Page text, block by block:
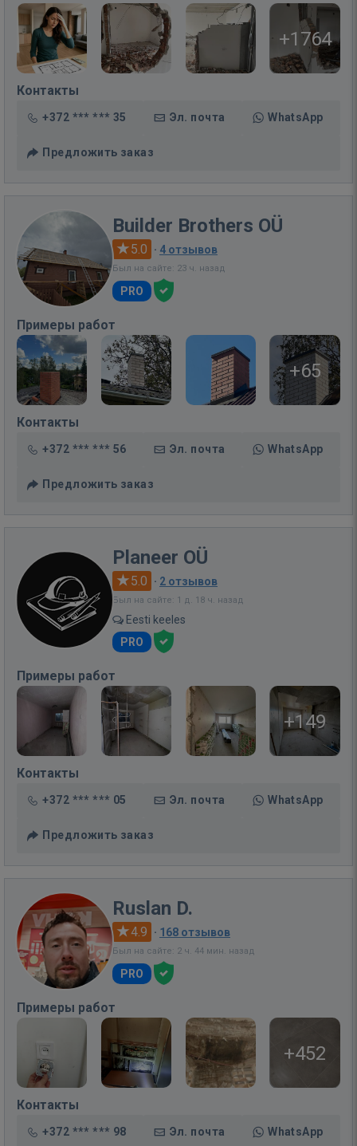
+1764
Контакты
+372 *** *** 35 Эл. почта WhatsApp
Предложить заказ
Builder Brothers OÜ
5.0 · 4 отзывов
Был на сайте: 23 ч. назад
PRO
Примеры работ
+65
Контакты
+372 *** *** 56 Эл. почта WhatsApp
Предложить заказ
Planeer OÜ
5.0 · 2 отзывов
Был на сайте: 1 д. 18 ч. назад
Eesti keeles
PRO
Примеры работ
+149
Контакты
+372 *** *** 05 Эл. почта WhatsApp
Предложить заказ
Ruslan D.
4.9 · 168 отзывов
Был на сайте: 2 ч. 44 мин. назад
PRO
Примеры работ
+452
Контакты
+372 *** *** 98 Эл. почта WhatsApp